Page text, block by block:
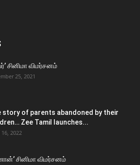
சினிமா விமர்சனம்
25, 2021
story of parents abandoned by their
Zee Tamil launches...
2022
சினிமா விமர்சனம்